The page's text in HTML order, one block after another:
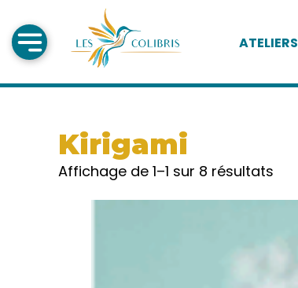
ATELIERS
Kirigami
Affichage de 1–1 sur 8 résultats